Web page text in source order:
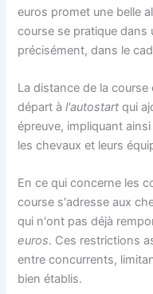
euros promet une belle
course se pratique
précisément, dans le
La distance de la course
départ àl'autostart qui
épreuve, impliquant
les chevaux et leurs
En ce qui concerne les
course s'adresse aux
qui n'ont pas déjà
euros. Ces restrictions
entre concurrents,
bien établis.